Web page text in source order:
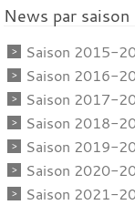
News par saison
Saison 2015-
Saison 2016-
Saison 2017-
Saison 2018-
Saison 2019-
Saison 2020-
Saison 2021-